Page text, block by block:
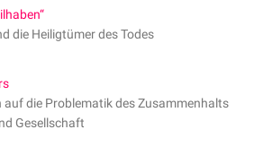
die Heiligtümer des Todes
auf die Problematik des Zusammenhalts
Gesellschaft